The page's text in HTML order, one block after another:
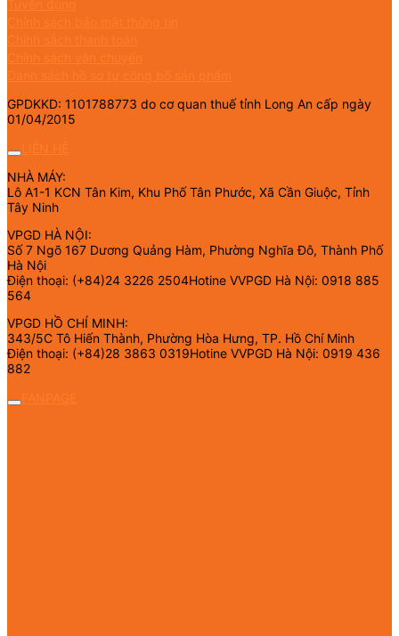
GPDKKD: 1101788773 do cơ quan thuế tỉnh Long An cấp ngày
01/04/2015
NHÀ MÁY:
Lô A1-1 KCN Tân Kim, Khu Phố Tân Phước, Xã Cần Giuộc, Tỉnh
Tây Ninh
VPGD HÀ NỘI:
Số 7 Ngõ 167 Dương Quảng Hàm, Phường Nghĩa Đô, Thành Phố
Hà Nội
Điện thoại: (+84)24 3226 2504Hotine VVPGD Hà Nội: 0918 885
564
VPGD HỒ CHÍ MINH:
343/5C Tô Hiến Thành, Phường Hòa Hưng, TP. Hồ Chí Minh
Điện thoại: (+84)28 3863 0319Hotine VVPGD Hà Nội: 0919 436
882